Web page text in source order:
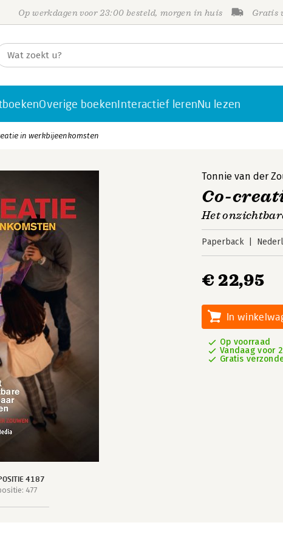
Op werkdagen voor 23:00 besteld, morgen in huis Gratis
Overige boekenInteractief lerenNu lezen
in werkbijeenkomsten
4187
477
Tonnie van der
Co-
Het
Paperback
€ 22,95
In
Op voorraad
Vandaag voor
Gratis